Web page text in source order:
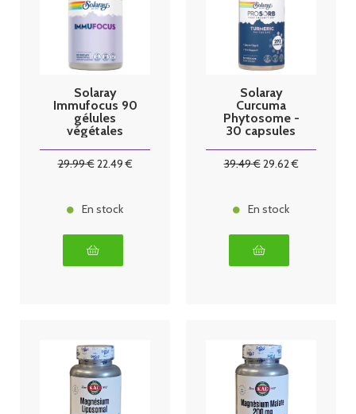
Solaray
Immufocus 90
gélules
végétales
29.99€22.49€
En stock
Solaray
Curcuma
Phytosome -
30 capsules
39.49€29.62€
En stock